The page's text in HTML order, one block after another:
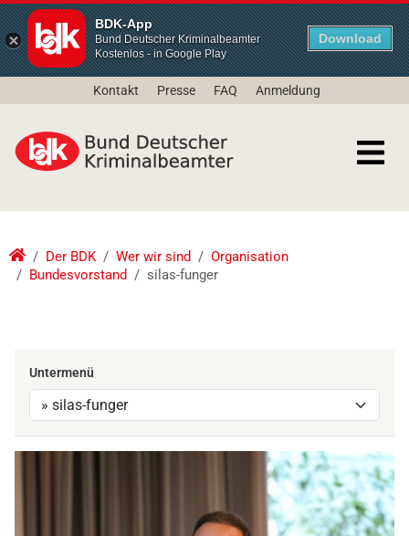
BDK-App
Bund Deutscher Kriminalbeamter
Kostenlos - in Google Play
Download
Kontakt Presse FAQ Anmeldung
Der BDK Wer wir sind
Organisation
Bundesvorstand
silas-funger
Untermenü